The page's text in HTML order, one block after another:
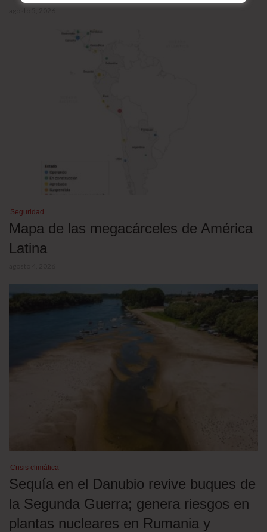
Seguridad
Mapa de las megacárceles de América
Latina
Crisis climática
Sequía en el Danubio revive buques de
la Segunda Guerra; genera riesgos en
plantas nucleares en Rumania y